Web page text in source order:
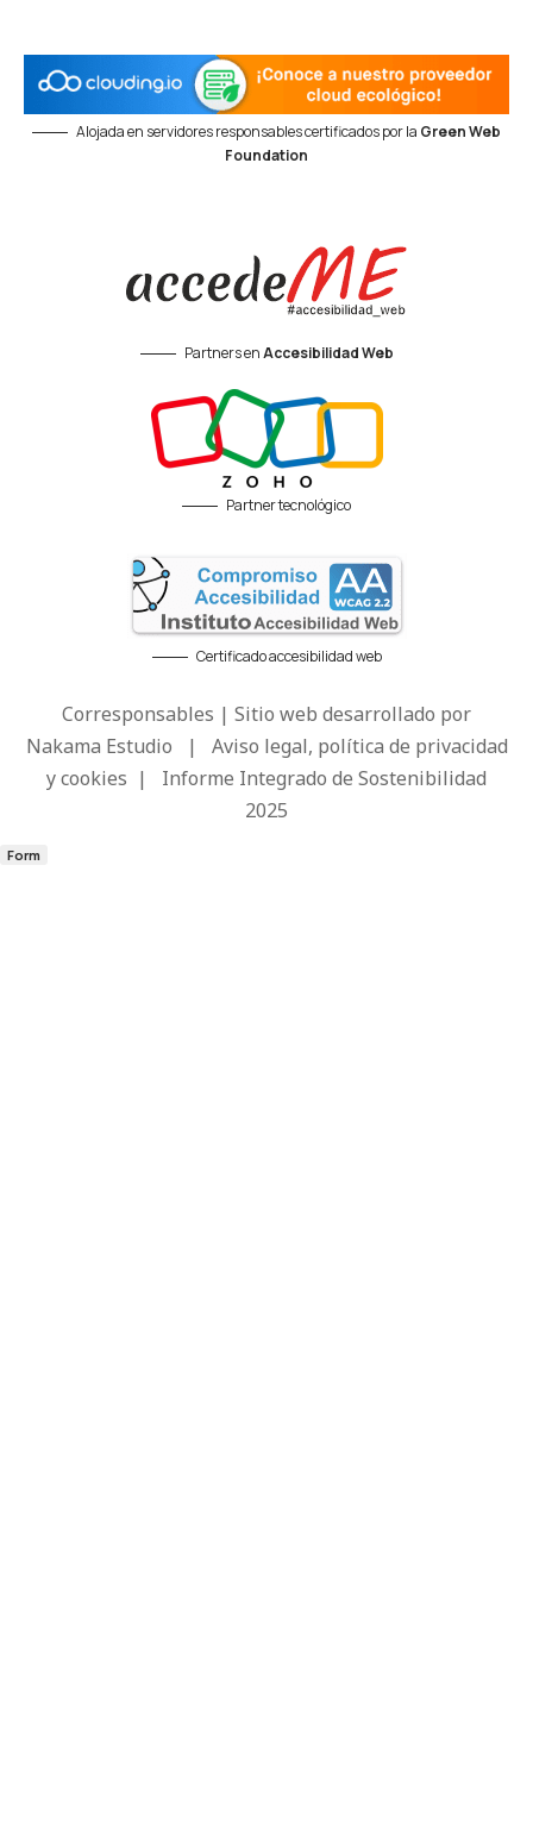
Alojada en servidores responsables certificados por la Green Web
Foundation
Partners enAccesibilidad Web
Partner tecnológico
Certificado accesibilidad web
Corresponsables | Sitio web desarrollado por
Nakama Estudio | Aviso legal, política de privacidad
y cookies | Informe Integrado de Sostenibilidad
2025
Form